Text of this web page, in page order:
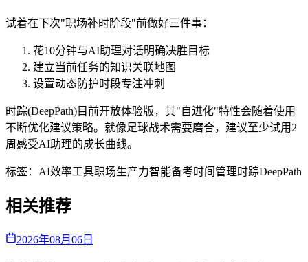
试着在下次"职场补时阶段"前做好三件事：
花10分钟与AI助理对话明确决胜目标
建立当前任务的知识关联地图
设置动态防护时段专注冲刺
时踪(DeepPath)目前开放体验版，其"自进化"特性会随着使用
不断优化建议策略。就像足球战术需要磨合，建议至少试用2
周感受AI助理的成长曲线。
标签： AI效率工具职场生产力智能备考时间管理时踪DeepPath
相关推荐
2026年08月06日